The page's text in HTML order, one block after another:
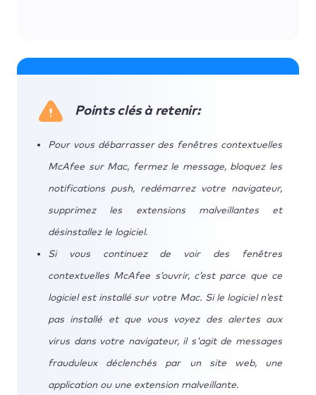
Points clés à retenir:
Pour vous débarrasser des fenêtres contextuelles
McAfee sur Mac, fermez le message, bloquez les
notifications push, redémarrez votre navigateur,
supprimez les extensions malveillantes et
désinstallez le logiciel.
Si vous continuez de voir des fenêtres
contextuelles McAfee s’ouvrir, c’est parce que ce
logiciel est installé sur votre Mac. Si le logiciel n’est
pas installé et que vous voyez des alertes aux
virus dans votre navigateur, il s'agit de messages
frauduleux déclenchés par un site web, une
application ou une extension malveillante.